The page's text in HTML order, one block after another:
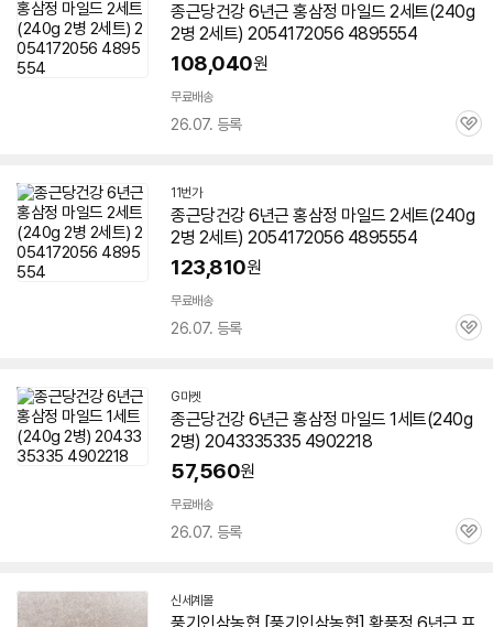
종근당건강6년근 홍삼정 마일드 2세트(240g
2병 2세트) 2054172056 4895554
108,040원
무료배송
26.07. 등록
관
11번가
종근당건강6년근 홍삼정 마일드 2세트(240g
2병 2세트) 2054172056 4895554
123,810원
무료배송
26.07. 등록
관
G마켓
종근당건강6년근 홍삼정 마일드 1세트(240g
2병) 2043335335 4902218
57,560원
무료배송
26.07. 등록
관
신세계몰